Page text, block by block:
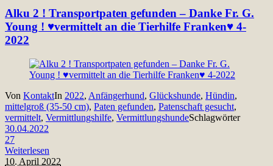
Alku 2 ! Transportpaten gefunden – Danke Fr. G.
Young ! ♥vermittelt an die Tierhilfe Franken♥ 4-
2022
Von KontaktIn 2022, Anfängerhund, Glückshunde, Hündin,
mittelgroß (35-50 cm), Paten gefunden, Patenschaft gesucht,
vermittelt, Vermittlungshilfe, VermittlungshundeSchlagwörter
30.04.2022
27
Weiterlesen
10. April 2022